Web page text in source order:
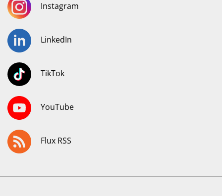
Instagram
LinkedIn
TikTok
YouTube
Flux RSS